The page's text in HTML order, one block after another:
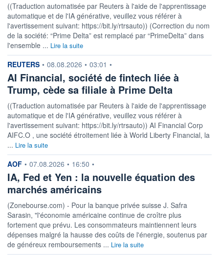
OUVERTURE
0,0404
CLÔTURE VEILLE
0,0406
+ HAUT
0,0406
+ BAS
COTATION SPÉCIFIQUE
24,6234 -0,14%
+ PORTEFEUILLE + LISTE
((Traduction automatisée par Reuters à l'aide de l'apprentissage
automatique et de l'IA générative, veuillez vous référer à
l'avertissement suivant: https://bit.ly/rtrsauto)) (Correction du nom
de la société: “Prime Delta” est remplacé par “PrimeDelta” dans
l'ensemble ... Lire la suite
information fournie par
REUTERS • 08.08.2026 • 03:01 •
AI Financial, société de fintech liée à
Trump, cède sa filiale à Prime Delta
((Traduction automatisée par Reuters à l'aide de l'apprentissage
automatique et de l'IA générative, veuillez vous référer à
l'avertissement suivant: https://bit.ly/rtrsauto)) AI Financial Corp
AIFC.O , une société étroitement liée à World Liberty Financial, la
... Lire la suite
information fournie par
AOF • 07.08.2026 • 16:50 •
IA, Fed et Yen : la nouvelle équation des
marchés américains
(Zonebourse.com) - Pour la banque privée suisse J. Safra
Sarasin, "l'économie américaine continue de croître plus
fortement que prévu. Les consommateurs maintiennent leurs
dépenses malgré la hausse des coûts de l'énergie, soutenus par
de généreux remboursements ... Lire la suite